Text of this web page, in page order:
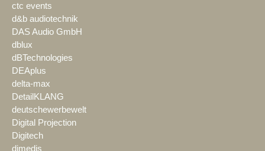
ctc events
d&b audiotechnik
DAS Audio GmbH
dblux
dBTechnologies
DEAplus
delta-max
DetailKLANG
deutschewerbewelt
Digital Projection
Digitech
dimedis